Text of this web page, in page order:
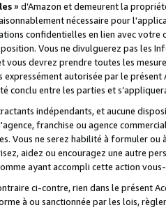
» d’Amazon et demeurent la
nécessaire pour
confidentielles en lien avec
Vous ne divulguerez pas les
vous devrez prendre toutes les
expressément autorisée par le
conclu entre les parties et
indépendants, et aucune
franchise ou agence
Vous ne serez habilité à formuler
aidez ou encouragez une autre
ayant accompli cette action
ci-contre, rien dans le présent
à ou sanctionnée par les lois,